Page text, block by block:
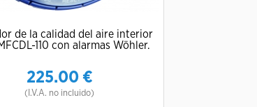
de la calidad del aire interior
110 con alarmas Wöhler.
225.00€
(I.V.A. no incluido)